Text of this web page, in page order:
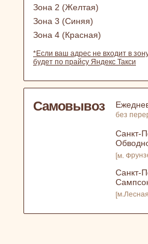
Зона 2 (Желтая)
Зона 3 (Синяя)
Зона 4 (Красная)
Санкт-
Санкт-
без
[м.
*Если ваш адрес не входит в
будет по прайсу Яндекс Такси
Самовывоз